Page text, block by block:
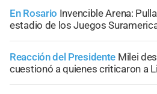
En Rosario Invencible Arena:
estadio de los Juegos
Reacción del Presidente Milei
cuestionó a quienes criticaron a